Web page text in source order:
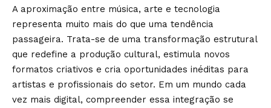
A aproximação entre música, arte e tecnologia
representa muito mais do que uma tendência
passageira. Trata-se de uma transformação estrutural
que redefine a produção cultural, estimula novos
formatos criativos e cria oportunidades inéditas para
artistas e profissionais do setor. Em um mundo cada
vez mais digital, compreender essa integração se